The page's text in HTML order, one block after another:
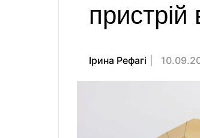
Ірина Рефагі